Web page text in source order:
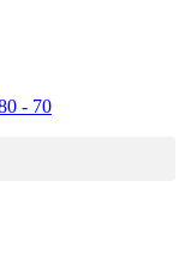
- 70